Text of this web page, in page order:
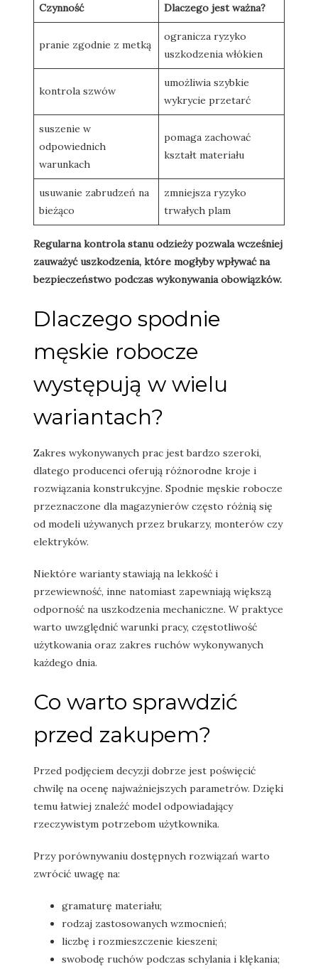
Czynność Dlaczego jest ważna?
pranie zgodnie z metką
ogranicza ryzyko
uszkodzenia włókien
kontrola szwów
umożliwia szybkie
wykrycie przetarć
suszenie w
odpowiednich
warunkach
pomaga zachować
kształt materiału
usuwanie zabrudzeń na
bieżąco
zmniejsza ryzyko
trwałych plam
Regularna kontrola stanu odzieży pozwala wcześniej
zauważyć uszkodzenia, które mogłyby wpływać na
bezpieczeństwo podczas wykonywania obowiązków.
Dlaczego spodnie
męskie robocze
występują w wielu
wariantach?
Zakres wykonywanych prac jest bardzo szeroki,
dlatego producenci oferują różnorodne kroje i
rozwiązania konstrukcyjne. Spodnie męskie robocze
przeznaczone dla magazynierów często różnią się
od modeli używanych przez brukarzy, monterów czy
elektryków.
Niektóre warianty stawiają na lekkość i
przewiewność, inne natomiast zapewniają większą
odporność na uszkodzenia mechaniczne. W praktyce
warto uwzględnić warunki pracy, częstotliwość
użytkowania oraz zakres ruchów wykonywanych
każdego dnia.
Co warto sprawdzić
przed zakupem?
Przed podjęciem decyzji dobrze jest poświęcić
chwilę na ocenę najważniejszych parametrów. Dzięki
temu łatwiej znaleźć model odpowiadający
rzeczywistym potrzebom użytkownika.
Przy porównywaniu dostępnych rozwiązań warto
zwrócić uwagę na:
gramaturę materiału;
rodzaj zastosowanych wzmocnień;
liczbę i rozmieszczenie kieszeni;
swobodę ruchów podczas schylania i klękania;